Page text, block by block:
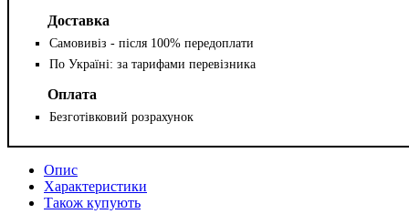
Доставка
Самовивіз - після 100% передоплати
По Україні: за тарифами перевізника
Оплата
Безготівковий розрахунок
Опис
Характеристики
Також купують